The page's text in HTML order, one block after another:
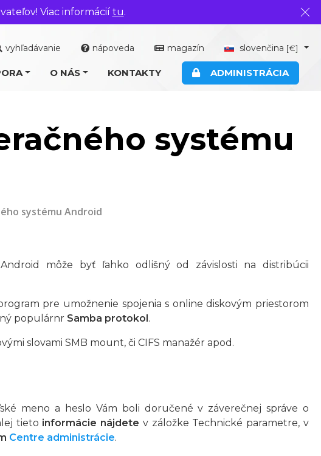
Viac informácií tu.
vyhľadávanie nápoveda magazín slovenčina [€]
O NÁS KONTAKTY ADMINISTRÁCIA
systému
systému Android
môže byť ľahko odlišný od závislosti na distribúcii
pre umožnenie spojenia s online diskovým priestorom
populárnr Samba protokol.
slovami SMB mount, či CIFS manažér apod.
meno a heslo Vám boli doručené v záverečnej správe o
tieto informácie nájdete v záložke Technické parametre, v
Centre administrácie.